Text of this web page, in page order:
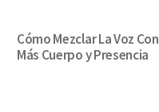
Cómo Mezclar La Voz Con
Más Cuerpo y Presencia